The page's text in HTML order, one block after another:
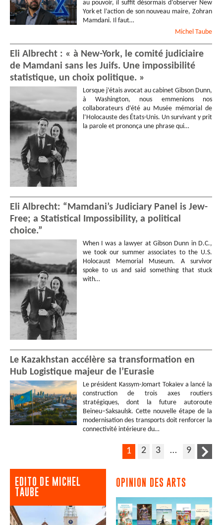
au pouvoir, il suffit désormais d’observer New
York et l’action de son nouveau maire, Zohran
Mamdani. Il faut…
Michel Taube
Eli Albrecht : « à New-York, le comité judiciaire
de Mamdani sans les Juifs. Une impossibilité
statistique, un choix politique. »
Lorsque j’étais avocat au cabinet Gibson Dunn,
à Washington, nous emmenions nos
collaborateurs d’été au Musée mémorial de
l’Holocauste des États-Unis. Un survivant y prit
la parole et prononça une phrase qui…
Eli Albrecht: “Mamdani’s Judiciary Panel is Jew-
Free; a Statistical Impossibility, a political
choice.”
When I was a lawyer at Gibson Dunn in D.C.,
we took our summer associates to the U.S.
Holocaust Memorial Museum. A survivor
spoke to us and said something that stuck
with…
Le Kazakhstan accélère sa transformation en
Hub Logistique majeur de l’Eurasie
Le président Kassym-Jomart Tokaïev a lancé la
construction de trois axes routiers
stratégiques, dont la future autoroute
Beineu–Saksaulsk. Cette nouvelle étape de la
modernisation des transports doit renforcer la
connectivité intérieure du…
1 2 3 … 9
EDITO DE MICHEL
TAUBE
OPINION DES ARTS